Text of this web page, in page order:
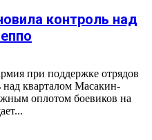
контроль над
при поддержке отрядов
над кварталом Масакин-
оплотом боевиков на